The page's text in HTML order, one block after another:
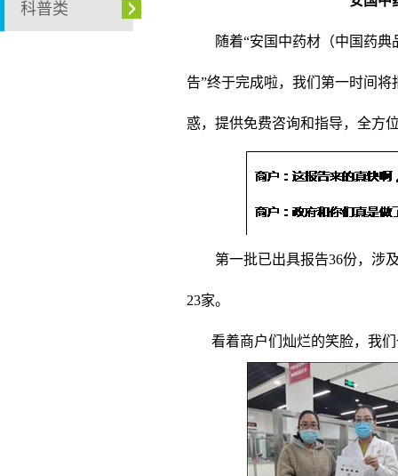
科普类
随着“安国中药材（中国药典
告”终于完成啦，我们第一时间
惑，提供免费咨询和指导，全方
第一批已出具报告36份，涉
23家。
看着商户们灿烂的笑脸，我